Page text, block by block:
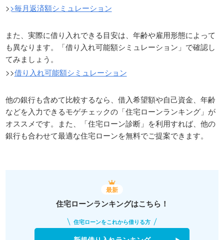
>>毎月返済額シミュレーション
また、実際に借り入れできる目安は、年齢や雇用形態によって
も異なります。「借り入れ可能額シミュレーション」で確認し
てみましょう。
>>借り入れ可能額シミュレーション
他の銀行も含めて比較するなら、借入希望額や自己資金、年齢
などを入力できるモゲチェックの「住宅ローンランキング」が
オススメです。また、「住宅ローン診断」を利用すれば、他の
銀行も合わせて最適な住宅ローンを無料でご提案できます。
最新
住宅ローンランキングはこちら！
住宅ローンをこれから借りる方